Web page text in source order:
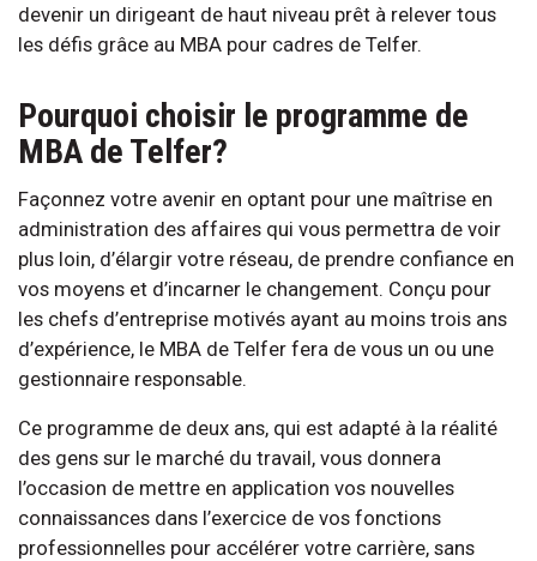
devenir un dirigeant de haut niveau prêt à relever tous
les défis grâce au MBA pour cadres de Telfer.
Pourquoi choisir le programme de
MBA de Telfer?
Façonnez votre avenir en optant pour une maîtrise en
administration des affaires qui vous permettra de voir
plus loin, d’élargir votre réseau, de prendre confiance en
vos moyens et d’incarner le changement. Conçu pour
les chefs d’entreprise motivés ayant au moins trois ans
d’expérience, le MBA de Telfer fera de vous un ou une
gestionnaire responsable.
Ce programme de deux ans, qui est adapté à la réalité
des gens sur le marché du travail, vous donnera
l’occasion de mettre en application vos nouvelles
connaissances dans l’exercice de vos fonctions
professionnelles pour accélérer votre carrière, sans